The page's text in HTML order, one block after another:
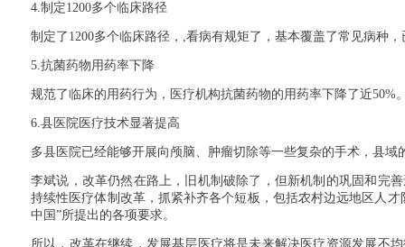
4.制定1200多个临床路径
制定了 1200多个临床路径， ,看病有规矩了，基本覆盖了常见病种，
5.抗菌药物用药率下降
规范了临床的用药行为，医疗机构抗菌药物的用药率下降了近50%
6.县医院医疗技术显著提高
多县医院已经能够开展向颅脑、肿瘤切除等一些复杂的手术，县域
李斌说，改革仍然在路上，旧机制破除了，但新机制的巩固和完
持续性医疗体制改革，抓紧补齐各个短板，包括农村边远地区人
中国”所提出的各项要求。
所以，改革在继续，发展基层医疗将是未来解决医疗资源发展不